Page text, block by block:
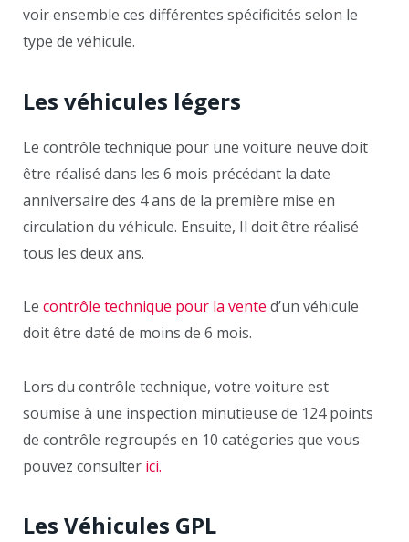
voir ensemble ces différentes spécificités selon le
type de véhicule.
Les véhicules légers
Le contrôle technique pour une voiture neuve doit
être réalisé dans les 6 mois précédant la date
anniversaire des 4 ans de la première mise en
circulation du véhicule. Ensuite, Il doit être réalisé
tous les deux ans.
Le contrôle technique pour la vente d’un véhicule
doit être daté de moins de 6 mois.
Lors du contrôle technique, votre voiture est
soumise à une inspection minutieuse de 124 points
de contrôle regroupés en 10 catégories que vous
pouvez consulter ici.
Les Véhicules GPL